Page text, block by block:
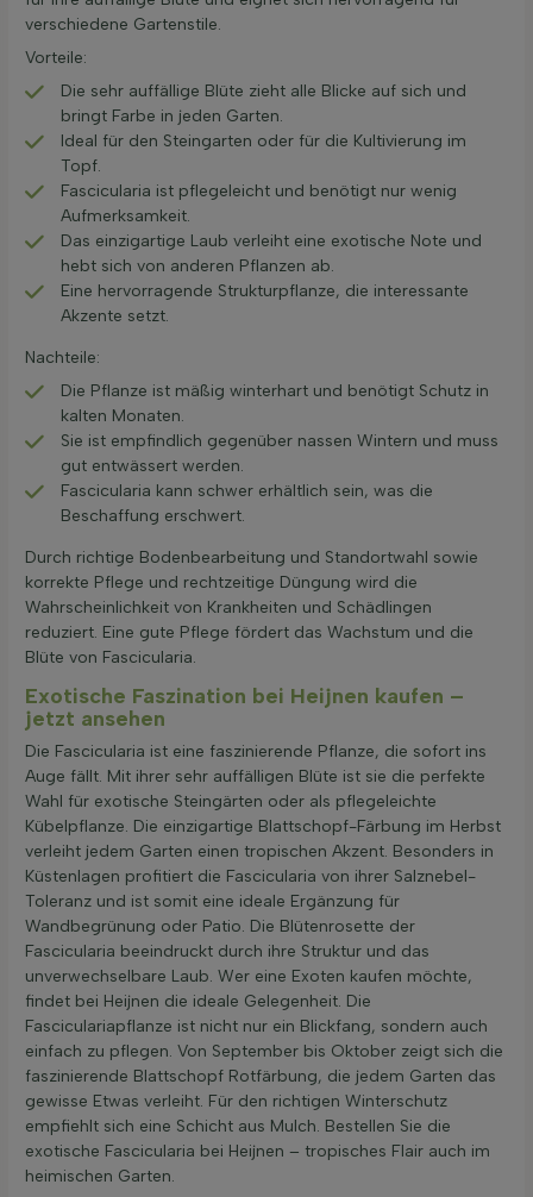
verschiedene Gartenstile.
Vorteile:
Die sehr auffällige Blüte zieht alle Blicke auf sich und
bringt Farbe in jeden Garten.
Ideal für den Steingarten oder für die Kultivierung im
Topf.
Fascicularia ist pflegeleicht und benötigt nur wenig
Aufmerksamkeit.
Das einzigartige Laub verleiht eine exotische Note und
hebt sich von anderen Pflanzen ab.
Eine hervorragende Strukturpflanze, die interessante
Akzente setzt.
Nachteile:
Die Pflanze ist mäßig winterhart und benötigt Schutz in
kalten Monaten.
Sie ist empfindlich gegenüber nassen Wintern und muss
gut entwässert werden.
Fascicularia kann schwer erhältlich sein, was die
Beschaffung erschwert.
Durch richtige Bodenbearbeitung und Standortwahl sowie
korrekte Pflege und rechtzeitige Düngung wird die
Wahrscheinlichkeit von Krankheiten und Schädlingen
reduziert. Eine gute Pflege fördert das Wachstum und die
Blüte von Fascicularia.
Exotische Faszination bei Heijnen kaufen –
jetzt ansehen
Die Fascicularia ist eine faszinierende Pflanze, die sofort ins
Auge fällt. Mit ihrer sehr auffälligen Blüte ist sie die perfekte
Wahl für exotische Steingärten oder als pflegeleichte
Kübelpflanze. Die einzigartige Blattschopf-Färbung im Herbst
verleiht jedem Garten einen tropischen Akzent. Besonders in
Küstenlagen profitiert die Fascicularia von ihrer Salznebel-
Toleranz und ist somit eine ideale Ergänzung für
Wandbegrünung oder Patio. Die Blütenrosette der
Fascicularia beeindruckt durch ihre Struktur und das
unverwechselbare Laub. Wer eine Exoten kaufen möchte,
findet bei Heijnen die ideale Gelegenheit. Die
Fasciculariapflanze ist nicht nur ein Blickfang, sondern auch
einfach zu pflegen. Von September bis Oktober zeigt sich die
faszinierende Blattschopf Rotfärbung, die jedem Garten das
gewisse Etwas verleiht. Für den richtigen Winterschutz
empfiehlt sich eine Schicht aus Mulch. Bestellen Sie die
exotische Fascicularia bei Heijnen – tropisches Flair auch im
heimischen Garten.